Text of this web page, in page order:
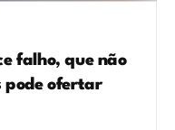
falho, que não
pode ofertar